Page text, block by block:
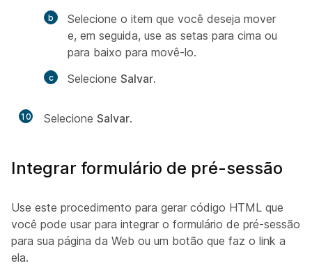
Selecione o item que você deseja mover
e, em seguida, use as setas para cima ou
para baixo para movê-lo.
Selecione Salvar.
10 Selecione Salvar.
Integrar formulário de pré-sessão
Use este procedimento para gerar código HTML que
você pode usar para integrar o formulário de pré-sessão
para sua página da Web ou um botão que faz o link a
ela.